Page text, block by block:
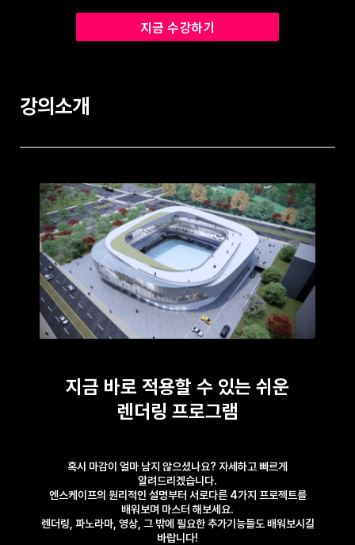
지금 수강하기
강의소개
지금 바로 적용할 수 있는 쉬운
렌더링 프로그램
혹시 마감이 얼마 남지 않으셨나요? 자세하고 빠르게
알려드리겠습니다.
엔스케이프의 원리적인 설명부터 서로다른 4가지 프로젝트를
배워보며 마스터 해보세요.
렌더링, 파노라마, 영상, 그 밖에 필요한 추가기능들도 배워보시길
바랍니다!